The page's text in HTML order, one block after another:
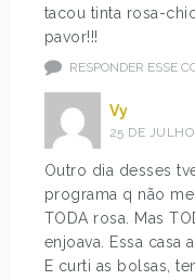
tacou tinta rosa-
pavor!!!
RESPONDER ESSE
Vy
25 DE
Outro dia desses
programa q não
TODA rosa. Mas
enjoava. Essa casa
E curti as bolsas,